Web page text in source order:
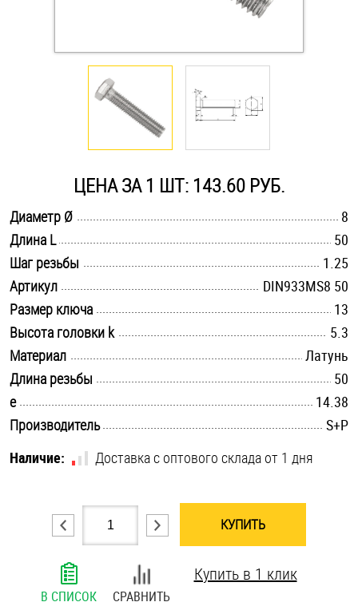
Крюки, кольца с шурупной резьбой
Оснастка и аксессуары для яхт
Саморезы и шурупы
Стопорные кольца
Такелаж
Хомуты
Шайбы
Шпильки
Шплинты
Штифты и пальцы
ЦЕНА ЗА 1 ШТ: 143.60 РУБ.
Диаметр Ø
8
Длина L
50
Шаг резьбы
1.25
Артикул
DIN933MS8 50
Размер ключа
13
Высота головки k
5.3
Материал
Латунь
Длина резьбы
50
e
14.38
Производитель
S+P
Наличие:
Доставка с оптового склада от 1 дня
КУПИТЬ
В СПИСОК СРАВНИТЬ
Купить в 1 клик